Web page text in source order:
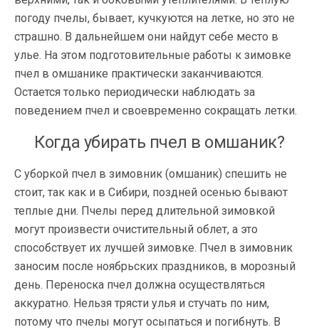
погоду пчелы, бывает, кучкуются на летке, но это не
страшно. В дальнейшем они найдут себе место в
улье. На этом подготовительные работы к зимовке
пчел в омшанике практически заканчиваются.
Остается только периодически наблюдать за
поведением пчел и своевременно сокращать летки.
Когда убирать пчел в омшаник?
С уборкой пчел в зимовник (омшаник) спешить не
стоит, так как и в Сибири, поздней осенью бывают
теплые дни. Пчелы перед длительной зимовкой
могут произвести очистительный облет, а это
способствует их лучшей зимовке. Пчел в зимовник
заносим после ноябрьских праздников, в морозный
день. Переноска пчел должна осуществляться
аккуратно. Нельзя трясти улья и стучать по ним,
потому что пчелы могут осыпаться и погибнуть. В